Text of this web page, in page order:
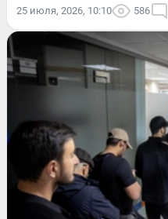
25 июля, 2026, 10:10 586